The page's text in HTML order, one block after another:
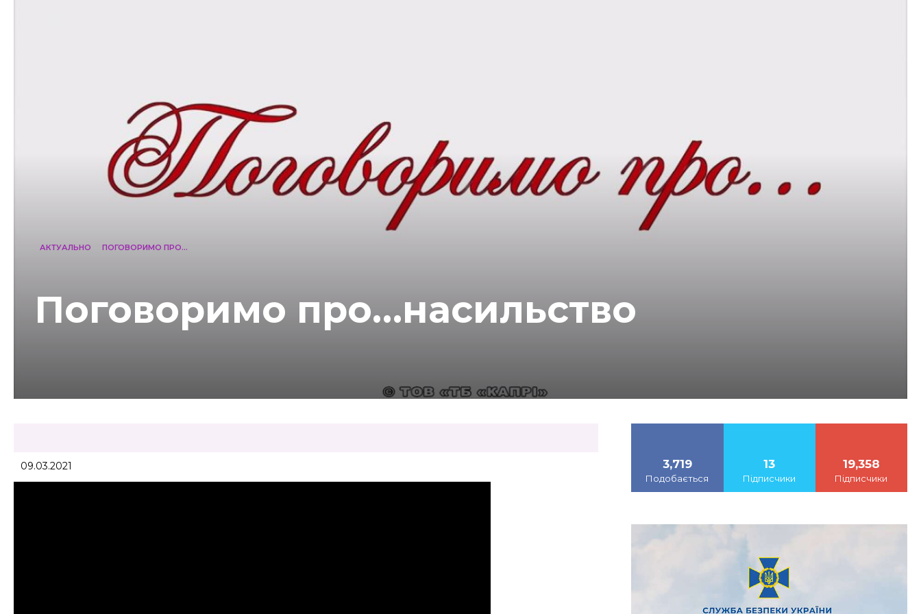
АКТУАЛЬНО ПОГОВОРИМО ПРО...
Поговоримо про…насильство
09.03.2021 3,719
Подобається
13
Підписчики
19,358
Підписчики